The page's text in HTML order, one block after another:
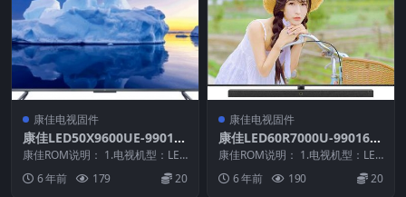
康佳电视固件
康佳LED50X9600UE-99010
900-V1.1.05原厂系统刷机电
视固件包下载
康佳ROM说明： 1.电视机型：LED
50X9600UE 2.物料号：99010...
6 年前 179 20
康佳电视固件
康佳LED60R7000U-990169
65-V2.1.05-72001423YT屏
参软件原厂系统刷机电视固件
包下载
康佳ROM说明： 1.电视机型：LED
60R7000U 2.物料号：990169...
6 年前 190 20